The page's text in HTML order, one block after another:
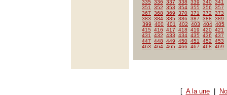
335
336 337 338 339 340 341
351
352 353 354 355 356
357
367
368 369 370 371 372
373
383
384 385 386 387 388
389
399
400 401 402 403 404 405
415
416 417 418 419 420 421
431
432 433 434 435 436
437
447
448 449 450 451 452
453
463
464 465 466 467 468 469
[ A la une|